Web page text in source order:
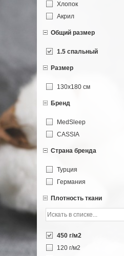
Хлопок
Акрил
Общий размер
1.5 спальный
Размер
130х180 см
Бренд
MedSleep
CASSIA
Страна бренда
Турция
Германия
Плотность ткани
450 г/м2
120 г/м2